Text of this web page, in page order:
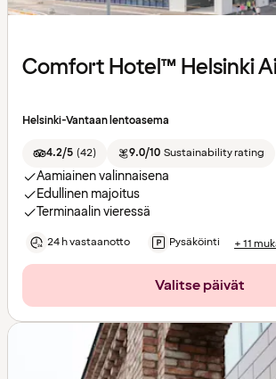
Comfort Hotel™ Helsinki
Helsinki-Vantaan lentoasema
4.2/5 (42) 9.0/10 Sustainability rating
Aamiainen valinnaisena
Edullinen majoitus
Terminaalin vieressä
24 h vastaanotto Pysäköinti + 11
Valitse päivät